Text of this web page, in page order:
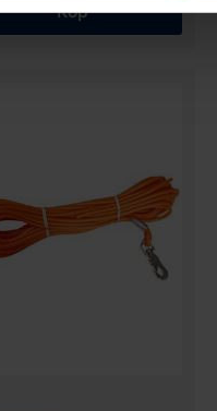
Köp